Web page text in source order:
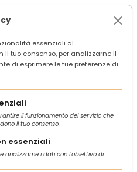
Servizi
/
E FILTRA
essenziali al
il tuo consenso, per analizzarne il
di esprimere le tue preferenze di
il funzionamento del servizio che
il tuo consenso.
essenziali
analizzarne i dati con l'obiettivo di